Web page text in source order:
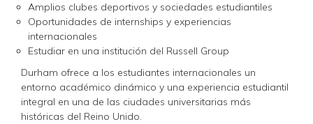
Amplios clubes deportivos y sociedades estudiantiles
Oportunidades de internships y experiencias
internacionales
Estudiar en una institución del Russell Group
Durham ofrece a los estudiantes internacionales un
entorno académico dinámico y una experiencia estudiantil
integral en una de las ciudades universitarias más
históricas del Reino Unido.